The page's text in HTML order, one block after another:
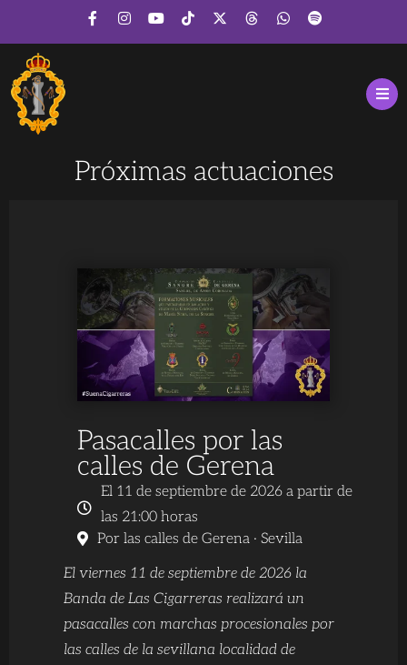
Próximas actuaciones
Pasacalles por las
calles de Gerena
El 11 de septiembre de 2026 a partir de
las 21:00 horas
Por las calles de Gerena · Sevilla
El viernes 11 de septiembre de 2026 la
Banda de Las Cigarreras realizará un
pasacalles con marchas procesionales por
las calles de la sevillana localidad de